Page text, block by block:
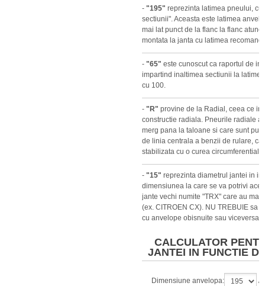
- "195" reprezinta latimea pneului,
sectiunii". Aceasta este latimea
mai lat punct de la flanc la flanc
montata la janta cu latimea
- "65" este cunoscut ca raportul de
impartind inaltimea sectiunii la
cu 100.
- "R" provine de la Radial, ceea ce
constructie radiala. Pneurile radiale
merg pana la taloane si care sunt
de linia centrala a benzii de rulare,
stabilizata cu o curea circumferentiala.
- "15" reprezinta diametrul jantei in
dimensiunea la care se va potrivi
jante vechi numite "TRX" care au
(ex. CITROEN CX). NU TREBUIE sa
cu anvelope obisnuite sau viceversa.
CALCULATOR
JANTEI IN FUNCTIE
Dimensiune anvelopa: /